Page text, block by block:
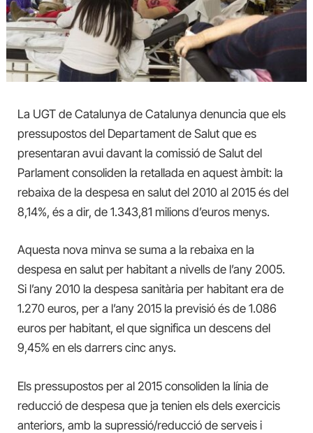
La UGT de Catalunya de Catalunya denuncia que els
pressupostos del Departament de Salut que es
presentaran avui davant la comissió de Salut del
Parlament consoliden la retallada en aquest àmbit: la
rebaixa de la despesa en salut del 2010 al 2015 és del
8,14%, és a dir, de 1.343,81 milions d’euros menys.
Aquesta nova minva se suma a la rebaixa en la
despesa en salut per habitant a nivells de l’any 2005.
Si l’any 2010 la despesa sanitària per habitant era de
1.270 euros, per a l’any 2015 la previsió és de 1.086
euros per habitant, el que significa un descens del
9,45% en els darrers cinc anys.
Els pressupostos per al 2015 consoliden la línia de
reducció de despesa que ja tenien els dels exercicis
anteriors, amb la supressió/reducció de serveis i